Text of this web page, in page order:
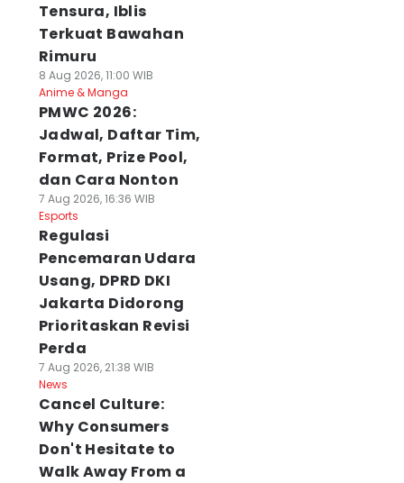
Tensura, Iblis
Terkuat Bawahan
Rimuru
8 Aug 2026, 11:00 WIB
Anime & Manga
PMWC 2026:
Jadwal, Daftar Tim,
Format, Prize Pool,
dan Cara Nonton
7 Aug 2026, 16:36 WIB
Esports
Regulasi
Pencemaran Udara
Usang, DPRD DKI
Jakarta Didorong
Prioritaskan Revisi
Perda
7 Aug 2026, 21:38 WIB
News
Cancel Culture:
Why Consumers
Don't Hesitate to
Walk Away From a